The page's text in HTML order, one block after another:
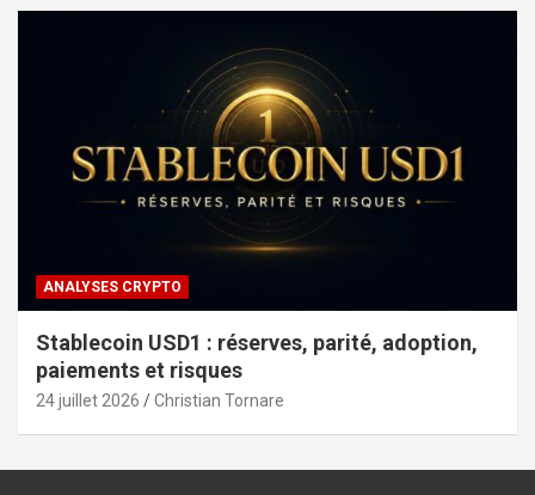
ANALYSES CRYPTO
Stablecoin USD1 : réserves, parité, adoption,
paiements et risques
24 juillet 2026 Christian Tornare